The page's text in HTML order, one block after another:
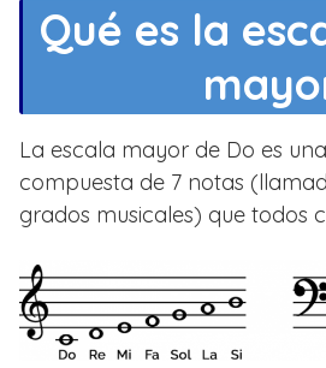
Qué es la
La escala mayor de Do es
compuesta de 7 notas
grados musicales) que todos